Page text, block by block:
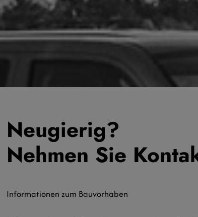
Neugierig?
Nehmen Sie
Informationen zum Bauvorhaben